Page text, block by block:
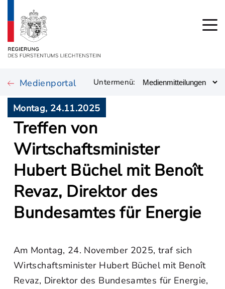
Medienportal Untermenü:
Montag, 24.11.2025
Treffen von
Wirtschaftsminister
Hubert Büchel mit Benoît
Revaz, Direktor des
Bundesamtes für Energie
Am Montag, 24. November 2025, traf sich
Wirtschaftsminister Hubert Büchel mit Benoît
Revaz, Direktor des Bundesamtes für Energie,